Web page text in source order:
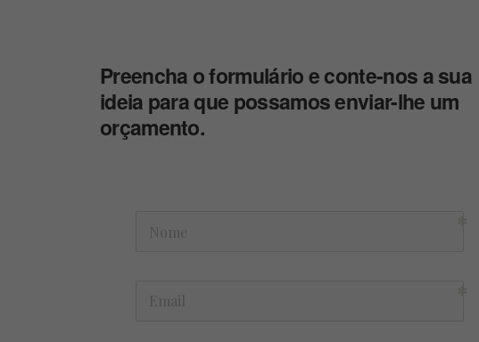
Preencha o formulário e conte-nos a sua
ideia para que possamos enviar-lhe um
orçamento.